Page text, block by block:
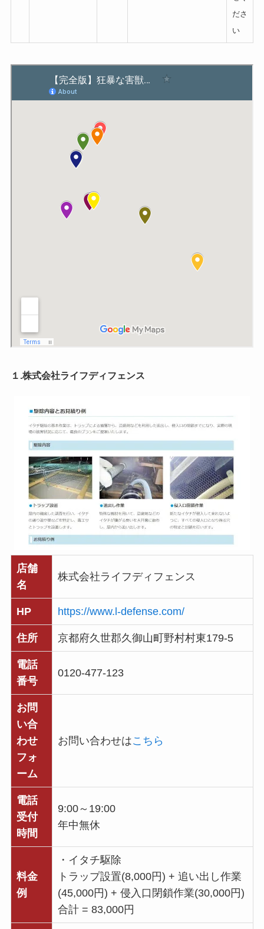
ださ
い
１.株式会社ライフディフェンス
店舗
名
株式会社ライフディフェンス
HP https://www.l-defense.com/
住所 京都府久世郡久御山町野村村東179-5
電話
番号
0120-477-123
お問
い合
わせ
フォ
ーム
お問い合わせはこちら
電話
受付
時間
9:00～19:00
年中無休
料金
例
・イタチ駆除
トラップ設置(8,000円) + 追い出し作業
(45,000円) + 侵入口閉鎖作業(30,000円)
合計 = 83,000円